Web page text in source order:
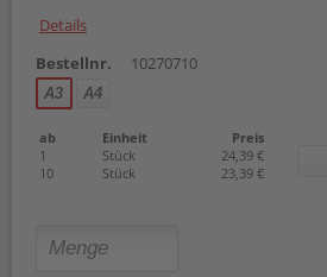
Details
Bestellnr.
10270710
A3 A4
ab Einheit
Preis
1
Stück
24,39 €
10
Stück 23,39 €